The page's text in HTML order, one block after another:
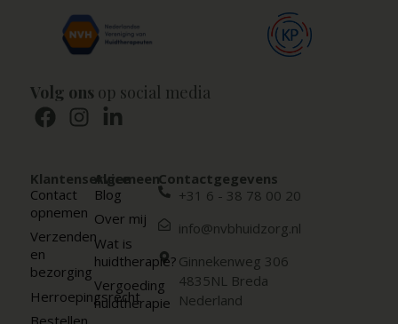
Volg ons op social media
Klantenservice
Contact
opnemen
Verzenden
en
bezorging
Herroepingsrecht
Algemeen
Blog
Over mij
Wat is
huidtherapie?
Vergoeding
huidtherapie
Contactgegevens
+31 6 - 38 78 00 20
info@nvbhuidzorg.nl
Ginnekenweg 306
4835NL Breda
Nederland